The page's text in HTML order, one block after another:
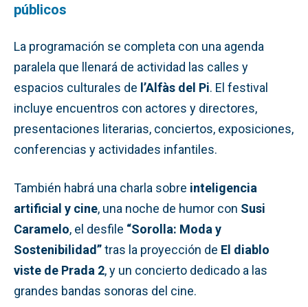
públicos
La programación se completa con una agenda
paralela que llenará de actividad las calles y
espacios culturales de l’Alfàs del Pi. El festival
incluye encuentros con actores y directores,
presentaciones literarias, conciertos, exposiciones,
conferencias y actividades infantiles.
También habrá una charla sobre inteligencia
artificial y cine, una noche de humor con Susi
Caramelo, el desfile “Sorolla: Moda y
Sostenibilidad”tras la proyección de El diablo
viste de Prada 2, y un concierto dedicado a las
grandes bandas sonoras del cine.